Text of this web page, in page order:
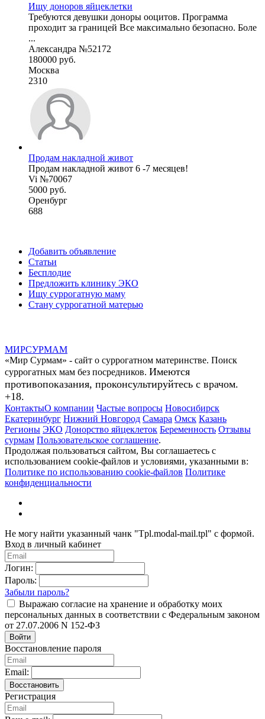
Ищу доноров яйцеклетки
Требуются девушки доноры ооцитов. Программа
проходит за границей Все максимально безопасно. Боле
...
Александра №52172
180000 руб.
Москва
2310
Продам накладной живот
Продам накладной живот 6 -7 месяцев!
Vi №70067
5000 руб.
Оренбург
688
Добавить объявление
Статьи
Бесплодие
Предложить клинику ЭКО
Ищу суррогатную маму
Стану суррогатной матерью
МИРСУРМАМ
«Мир Сурмам» - сайт о суррогатном материнстве. Поиск
суррогатных мам без посредников. Имеются
противопоказания, проконсультируйтесь с врачом.
+18.
КонтактыО компании Частые вопросы Новосибирск
Екатеринбург Нижний Новгород Самара Омск Казань
Регионы ЭКО Донорство яйцеклеток Беременность Отзывы
сурмам Пользовательское соглашение.
Продолжая пользоваться сайтом, Вы соглашаетесь с
использованием cookie-файлов и условиями, указанными в:
Политике по использованию cookie-файлов Политике
конфиденциальности
Не могу найти указанный чанк "Tpl.modal-mail.tpl" с формой.
Вход в личный кабинет
Логин:
Пароль:
Забыли пароль?
Выражаю согласие на хранение и обработку моих
персональных данных в соответствии с Федеральным законом
от 27.07.2006 N 152-ФЗ
Войти
Восстановление пароля
Email:
Восстановить
Регистрация